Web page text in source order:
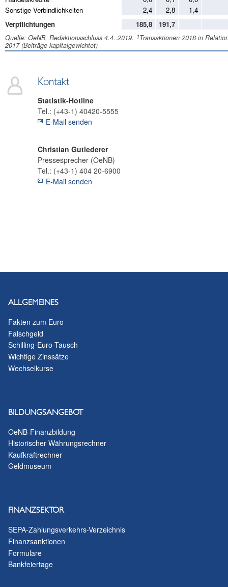
Sonstige Verbindlichkeiten
2,4 2,8
1,4
Verpflichtungen
185,8 191,7
Quelle: OeNB. Redaktionsschluss 4.4..2019. 1Transaktionen 2018 in
2017 (Beiträge kapitalgewichtet)
Kontakt
Statistik-Hotline
Tel.: (+43-1) 40420-5555
E-Mail senden
Christian Gutlederer
Pressesprecher (OeNB)
Tel.: (+43-1) 404 20-6900
E-Mail senden
ALLGEMEINES
Fakten zum Euro
Falschgeld
Schilling-Euro-Tausch
Wichtige Zinssätze
Wechselkurse
BILDUNGSANGEBOT
OeNB-Finanzbildung
Historischer Währungsrechner
Kaufkraftrechner
Geldmuseum
FINANZSEKTOR
SEPA-Zahlungsverkehrs-Verzeichnis
Finanzsanktionen
Formulare
Bankfeiertage